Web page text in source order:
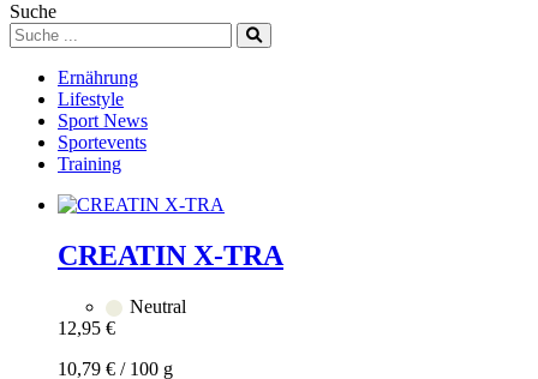
Suche
Ernährung
Lifestyle
Sport News
Sportevents
Training
CREATIN X-TRA
Neutral
12,95 €
10,79 € / 100 g